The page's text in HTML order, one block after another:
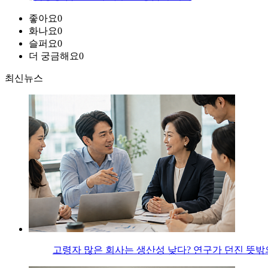
좋아요0
화나요0
슬퍼요0
더 궁금해요0
최신뉴스
고령자 많은 회사는 생산성 낮다? 연구가 던진 뜻밖